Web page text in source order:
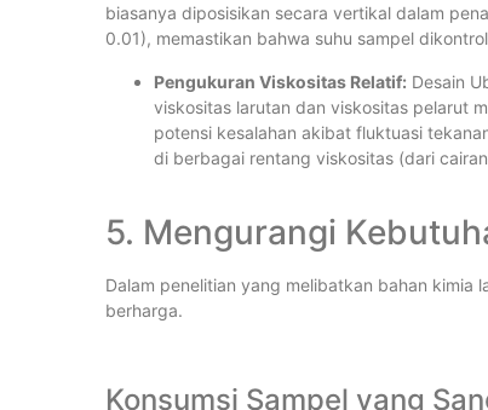
biasanya diposisikan secara vertikal dalam
0.01), memastikan bahwa suhu sampel
Pengukuran Viskositas Relatif: Desain
viskositas larutan dan viskositas pelarut
potensi kesalahan akibat fluktuasi
di berbagai rentang viskositas (dari
5. Mengurangi
Dalam penelitian yang melibatkan bahan kimia
berharga.
Konsumsi Sampel yang